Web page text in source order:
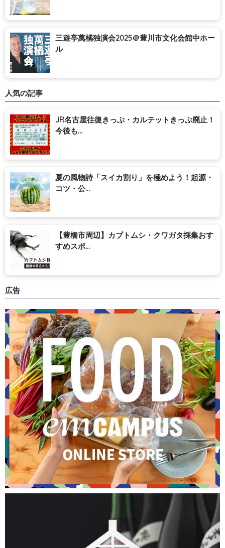
三遊亭萬橘独演会2025＠豊川市文化会館中ホー
ル
人気の記事
JR名古屋往復きっぷ・カルテットきっぷ廃止！
今後も...
夏の風物詩「スイカ割り」を極めよう！起源・
コツ・公...
【豊橋市周辺】カブトムシ・クワガタ採集おす
すめスポ...
広告